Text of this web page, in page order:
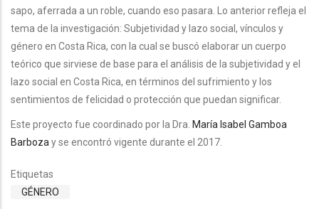
sapo, aferrada a un roble, cuando eso pasara. Lo anterior refleja el
tema de la investigación: Subjetividad y lazo social, vínculos y
género en Costa Rica, con la cual se buscó elaborar un cuerpo
teórico que sirviese de base para el análisis de la subjetividad y el
lazo social en Costa Rica, en términos del sufrimiento y los
sentimientos de felicidad o protección que puedan significar.
Este proyecto fue coordinado por la Dra. María Isabel Gamboa
Barboza y se encontró vigente durante el 2017.
Etiquetas
GÉNERO